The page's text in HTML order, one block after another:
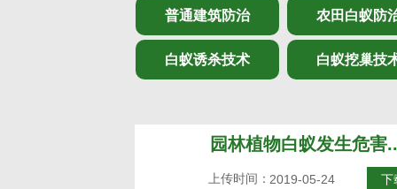
普通建筑防治 农田白蚁防
白蚁诱杀技术 白蚁挖巢技
园林植物白蚁发生危害
2019-05-24
上传时间： 下